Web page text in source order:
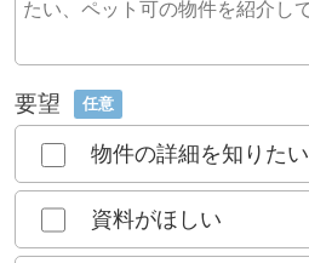
要望 任意
物件の詳細を知りたい
資料がほしい